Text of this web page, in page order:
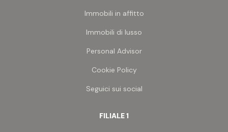
Immobili in affitto
Immobili di lusso
Personal Advisor
Cookie Policy
Seguici sui social
FILIALE 1